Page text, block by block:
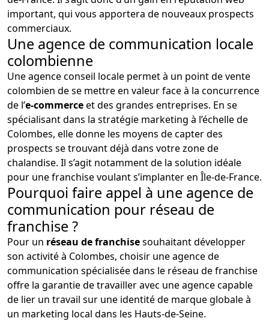
important, qui vous apportera de nouveaux prospects
commerciaux.
Une agence de communication locale
colombienne
Une agence conseil locale permet à un point de vente
colombien de se mettre en valeur face à la concurrence
de l’e-commerceet des grandes entreprises. En se
spécialisant dans la stratégie marketing à l’échelle de
Colombes, elle donne les moyens de capter des
prospects se trouvant déjà dans votre zone de
chalandise. Il s’agit notamment de la solution idéale
pour une franchise voulant s’implanter en Île-de-France.
Pourquoi faire appel à une agence de
communication pour réseau de
franchise ?
Pour un réseau de franchisesouhaitant développer
son activité à Colombes, choisir une agence de
communication spécialisée dans le réseau de franchise
offre la garantie de travailler avec une agence capable
de lier un travail sur une identité de marque globale à
un marketing local dans les Hauts-de-Seine.